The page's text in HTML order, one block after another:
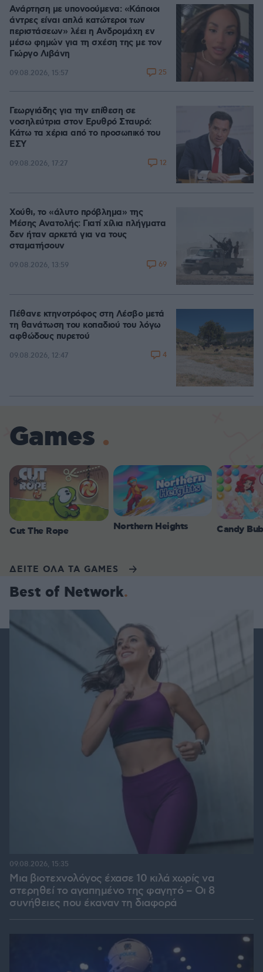
Ανάρτηση με υπονοούμενα: «Κάποιοι
άντρες είναι απλά κατώτεροι των
περιστάσεων» λέει η Ανδρομάχη εν
μέσω φημών για τη σχέση της με τον
Γιώργο Λιβάνη
09.08.2026, 15:57 25
Γεωργιάδης για την επίθεση σε
νοσηλεύτρια στον Ερυθρό Σταυρό:
Κάτω τα χέρια από το προσωπικό του
ΕΣΥ
09.08.2026, 17:27 12
Χούθι, το «άλυτο πρόβλημα» της
Μέσης Ανατολής: Γιατί χίλια πλήγματα
δεν ήταν αρκετά για να τους
σταματήσουν
09.08.2026, 13:59 69
Πέθανε κτηνοτρόφος στη Λέσβο μετά
τη θανάτωση του κοπαδιού του λόγω
αφθώδους πυρετού
09.08.2026, 12:47 4
Games
Cut The Rope Northern Heights Candy
ΔΕΙΤΕ ΟΛΑ ΤΑ GAMES
Best of Network
Μια βιοτεχνολόγος έχασε 10 κιλά χωρίς να
στερηθεί το αγαπημένο της φαγητό – Οι 8
συνήθειες που έκαναν τη διαφορά
09.08.2026, 15:35